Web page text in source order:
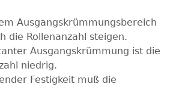
Ausgangskrümmungsbereich
die Rollenanzahl steigen.
Ausgangskrümmung ist die
niedrig.
Festigkeit muß die